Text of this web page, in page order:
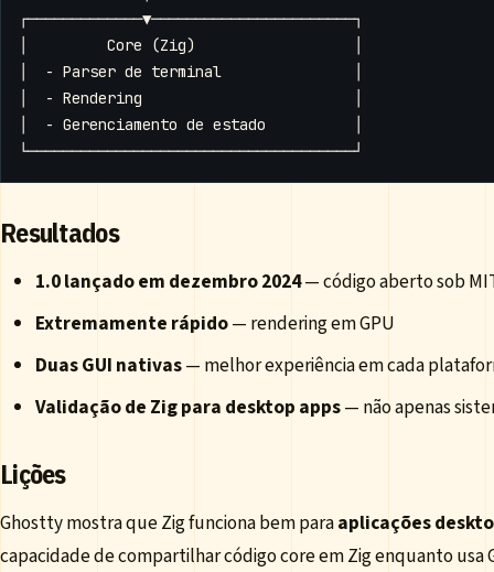
Resultados
1.0 lançado em dezembro 2024— código aberto sob
Extremamente rápido— rendering em GPU
Duas GUI nativas— melhor experiência em cada
Validação de Zig para desktop apps— não apenas
Lições
Ghostty mostra que Zig funciona bem paraaplicações
capacidade de compartilhar código core em Zig enquanto usa